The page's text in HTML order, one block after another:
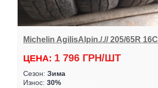
Michelin AgilisAlpin./.// 205/65R 16C
ЦЕНА: 1 796 ГРН/ШТ
Сезон: Зима
Износ: 30%